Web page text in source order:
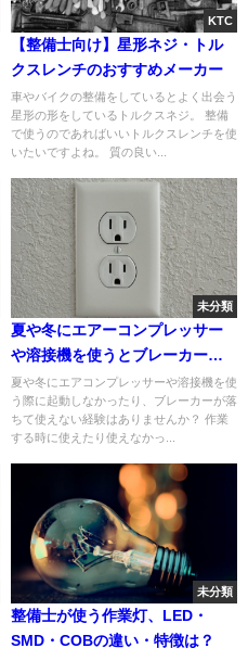
KTC
【整備士向け】星形ネジ・トル
クスレンチのおすすめメーカー
車やバイクの整備をしているとよく出会う
星形の形をしているトルクスネジ。 整備
で使うのであればいいトルクスレンチを使
いたいですよね。 質の良い...
未分類
夏や冬にエアーコンプレッサー
や溶接機を使うとブレーカーが
落ちる原因と対策
夏や冬にエアコンプレッサーや溶接機を使
う際に起動しなかったり、ブレーカーが落
ちて使えない経験はありませんか？ 作業
する時に使えたり使えなかっ...
未分類
整備士が使う作業灯、LED・
SMD・COBの違い・特徴は？